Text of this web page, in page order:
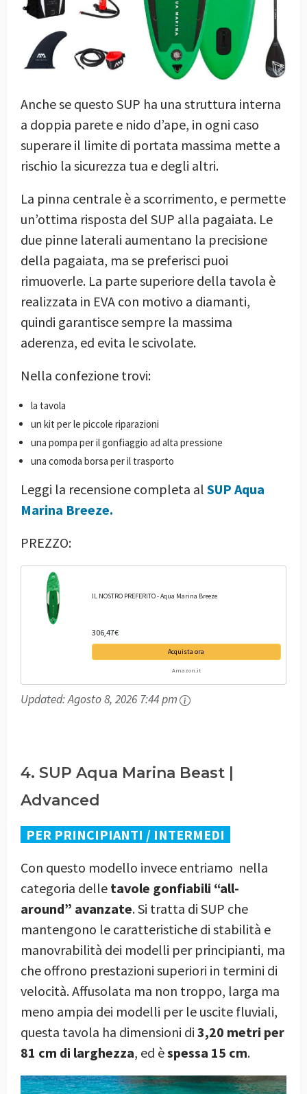
Anche se questo SUP ha una struttura interna
a doppia parete e nido d’ape, in ogni caso
superare il limite di portata massima mette a
rischio la sicurezza tua e degli altri.
La pinna centrale è a scorrimento, e permette
un’ottima risposta del SUP alla pagaiata. Le
due pinne laterali aumentano la precisione
della pagaiata, ma se preferisci puoi
rimuoverle. La parte superiore della tavola è
realizzata in EVA con motivo a diamanti,
quindi garantisce sempre la massima
aderenza, ed evita le scivolate.
Nella confezione trovi:
la tavola
un kit per le piccole riparazioni
una pompa per il gonfiaggio ad alta pressione
una comoda borsa per il trasporto
Leggi la recensione completa al SUP Aqua
Marina Breeze.
PREZZO:
IL NOSTRO PREFERITO - Aqua Marina Breeze
306,47€
Acquista ora
Amazon.it
Updated:Agosto 8, 2026 7:44 pm
4. SUP Aqua Marina Beast |
Advanced
PER PRINCIPIANTI / INTERMEDI
Con questo modello invece entriamo nella
categoria delle tavole gonfiabili “all-
around” avanzate. Si tratta di SUP che
mantengono le caratteristiche di stabilità e
manovrabilità dei modelli per principianti, ma
che offrono prestazioni superiori in termini di
velocità. Affusolata ma non troppo, larga ma
meno ampia dei modelli per le uscite fluviali,
questa tavola ha dimensioni di 3,20 metri per
81 cm di larghezza, ed èspessa 15 cm.